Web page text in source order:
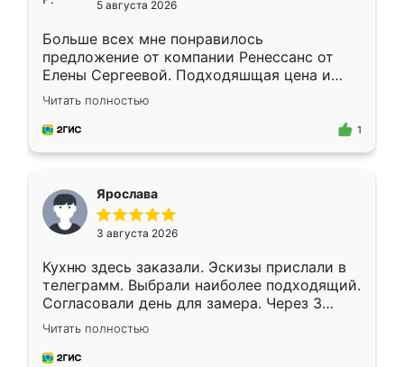
5 августа 2026
Больше всех мне понравилось
предложение от компании Ренессанс от
Елены Сергеевой. Подходяшщая цена и
короткие сроки изготовления. Приехавший
для замера сотрудник Владислав
предложил по моему эскизу самый
Читать полностью
1
Ярослава
3 августа 2026
Кухню здесь заказали. Эскизы прислали в
телеграмм. Выбрали наиболее подходящий.
Согласовали день для замера. Через 3
недели кухня была уже готова. Остались
довольны работой. Спасибо Ренессанс
мебель за качественную работу!
Читать полностью